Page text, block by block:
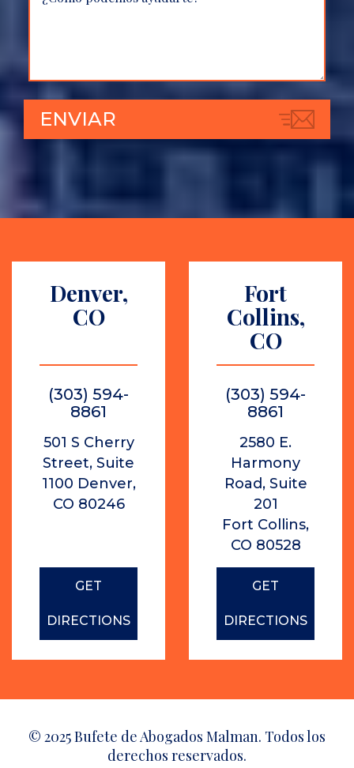
Denver,
CO
(303) 594-
8861
501 S Cherry
Street, Suite
1100 Denver,
CO 80246
GET
DIRECTIONS
Fort
Collins,
CO
(303) 594-
8861
2580 E.
Harmony
Road, Suite
201
Fort Collins,
CO 80528
GET
DIRECTIONS
© 2025 Bufete de Abogados Malman. Todos los
derechos reservados.